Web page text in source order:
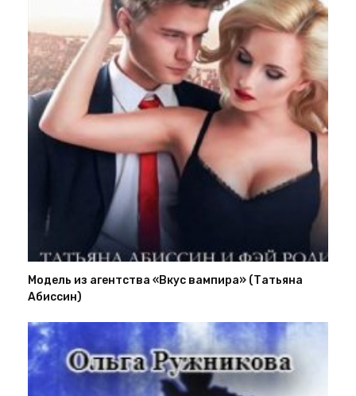
Модель из агентства «Вкус вампира» (Татьяна
Абиссин)